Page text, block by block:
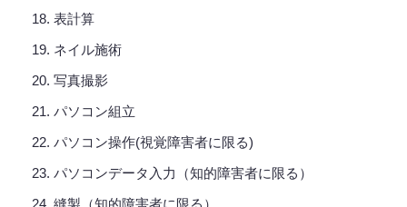
表計算
ネイル施術
写真撮影
パソコン組立
パソコン操作(視覚障害者に限る)
パソコンデータ入力（知的障害者に限る）
縫製（知的障害者に限る）